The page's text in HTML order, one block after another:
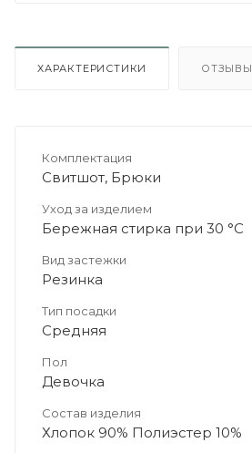
ХАРАКТЕРИСТИКИ ОТЗЫВЫ
Комплектация
Свитшот, Брюки
Уход за изделием
Бережная стирка при 30 °C
Вид застежки
Резинка
Тип посадки
Средняя
Пол
Девочка
Состав изделия
Хлопок 90% Полиэстер 10%